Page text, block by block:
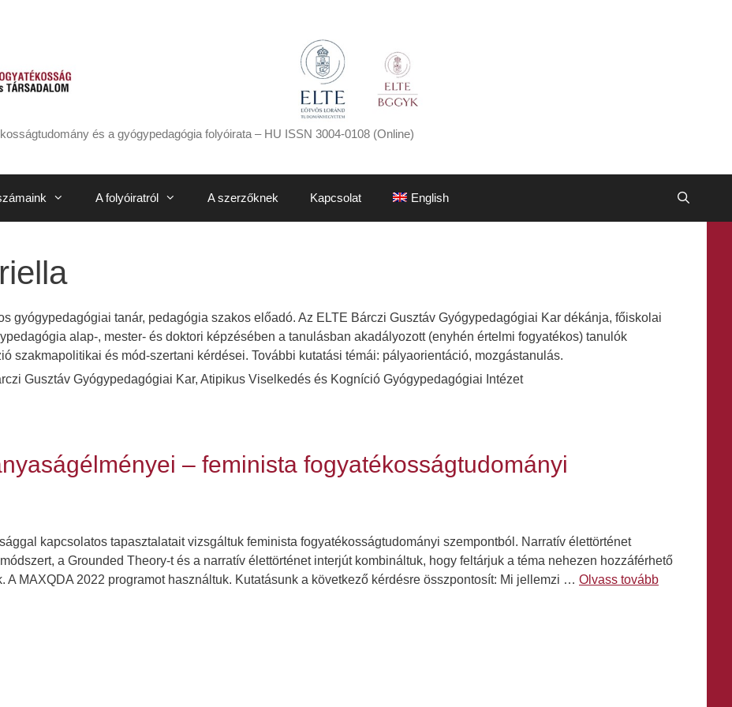
és a gyógypedagógia folyóirata – HU ISSN 3004-0108 (Online)
A folyóiratról A szerzőknek Kapcsolat English
gyógypedagógiai tanár, pedagógia szakos előadó. Az ELTE Bárczi Gusztáv Gyógypedagógiai Kar dékánja, főiskolai
alap-, mester- és doktori képzésében a tanulásban akadályozott (enyhén értelmi fogyatékos) tanulók
szakmapolitikai és mód-szertani kérdései. További kutatási témái: pályaorientáció, mozgástanulás.
Gusztáv Gyógypedagógiai Kar, Atipikus Viselkedés és Kogníció Gyógypedagógiai Intézet
– feminista fogyatékosságtudományi
kapcsolatos tapasztalatait vizsgáltuk feminista fogyatékosságtudományi szempontból. Narratív élettörténet
a Grounded Theory-t és a narratív élettörténet interjút kombináltuk, hogy feltárjuk a téma nehezen hozzáférhető
A MAXQDA 2022 programot használtuk. Kutatásunk a következő kérdésre összpontosít: Mi jellemzi … Olvass tovább